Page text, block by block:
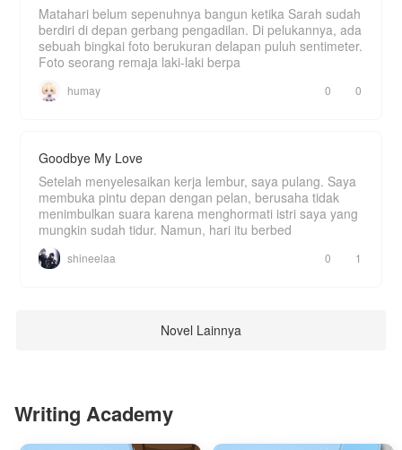
Matahari belum sepenuhnya bangun ketika Sarah sudah
berdiri di depan gerbang pengadilan. Di pelukannya, ada
sebuah bingkai foto berukuran delapan puluh sentimeter.
Foto seorang remaja laki-laki berpa
humay 0 0
Goodbye My Love
Setelah menyelesaikan kerja lembur, saya pulang. Saya
membuka pintu depan dengan pelan, berusaha tidak
menimbulkan suara karena menghormati istri saya yang
mungkin sudah tidur. Namun, hari itu berbed
shineelaa 0 1
Novel Lainnya
Writing Academy